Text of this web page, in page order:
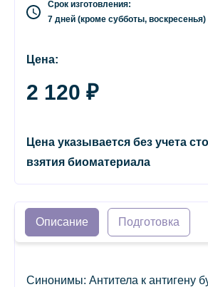
Срок изготовления:
7 дней (кроме субботы, воскресенья)
Цена:
2 120 ₽
Цена указывается без учета
взятия биоматериала
Описание Подготовка
Синонимы: Антитела к антигену